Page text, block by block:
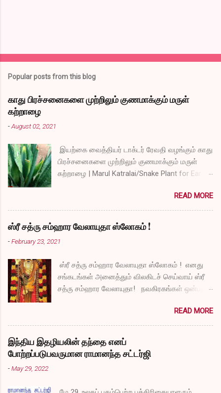
Popular posts from this blog
காது பிரச்சனைகளை முற்றிலும் குணமாக்கும் மருள்
கற்றாழை
-August 02, 2021
இயற்கை வைத்தியர் டாக்டர் ரேவதி வழங்கும் காது
பிரச்சனைகளை முற்றிலும் குணமாக்கும் மருள்
கற்றாழை | Marul Katralai/Snake Plant for Ear
READ MORE
ஸ்ரீ சத்ரு சம்ஹார வேலாயுதா ஸ்லோகம் !
-February 23, 2021
ஸ்ரீ சத்ரு சம்ஹார வேலாயுதா ஸ்லோகம் ! எனது
சங்கடங்கள் அனைத்தும் விலகிடச் செய்வாய் ஸ்ரீ
சத்ரு சம்ஹார வேலாயுதா! நவகிரகங்கள் ஒன்பதும்
வேலாயுதா! சகல விதமான தோஷங்களும் என்னை
விட்டுப் போகட்டும் ஸ்ரீ சத்ரு சம்ஹார வேலாயுதா!
எல்லா விதமான வருத்தங்களும் என்னை விட்டு
அகல வேண்டும் ஸ்ரீ சத்ரு சம்ஹார வேலாயுதா!
துக்கங்களிலிருந்து நிவாரணம் எனக்குக்
READ MORE
இந்திய இதழியலின் தந்தை எனப்
போற்றப்படுபவருமான ராமானந்த சட்டர்ஜி
-May 29, 2022